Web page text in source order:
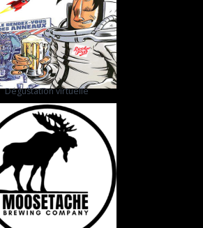
Dégustation virtuelle